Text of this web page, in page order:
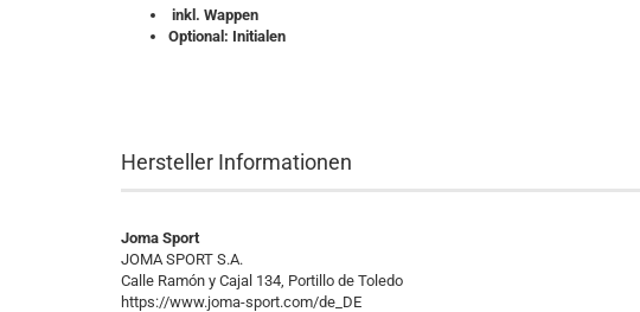
inkl. Wappen
Optional: Initialen
Hersteller Informationen
Joma Sport
JOMA SPORT S.A.
Calle Ramón y Cajal 134, Portillo de Toledo
https://www.joma-sport.com/de_DE